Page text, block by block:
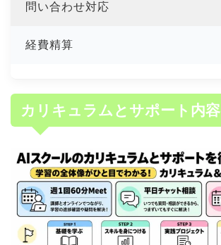
問い合わせ対応
経費精算
カリキュラムとサポート内容